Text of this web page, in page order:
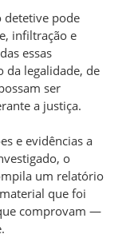
detetive pode
infiltração e
essas
da legalidade, de
ser
a justiça.
e evidências a
o
um relatório
que foi
comprovam —